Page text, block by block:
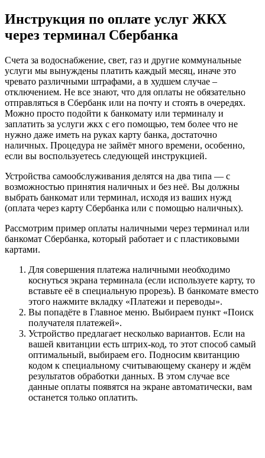
Инструкция по оплате услуг ЖКХ
через терминал Сбербанка
Счета за водоснабжение, свет, газ и другие коммунальные
услуги мы вынуждены платить каждый месяц, иначе это
чревато различными штрафами, а в худшем случае –
отключением. Не все знают, что для оплаты не обязательно
отправляться в Сбербанк или на почту и стоять в очередях.
Можно просто подойти к банкомату или терминалу и
заплатить за услуги жкх с его помощью, тем более что не
нужно даже иметь на руках карту банка, достаточно
наличных. Процедура не займёт много времени, особенно,
если вы воспользуетесь следующей инструкцией.
Устройства самообслуживания делятся на два типа — с
возможностью принятия наличных и без неё. Вы должны
выбрать банкомат или терминал, исходя из ваших нужд
(оплата через карту Сбербанка или с помощью наличных).
Рассмотрим пример оплаты наличными через терминал или
банкомат Сбербанка, который работает и с пластиковыми
картами.
Для совершения платежа наличными необходимо
коснуться экрана терминала (если используете карту, то
вставьте её в специальную прорезь). В банкомате вместо
этого нажмите вкладку «Платежи и переводы».
Вы попадёте в Главное меню. Выбираем пункт «Поиск
получателя платежей».
Устройство предлагает несколько вариантов. Если на
вашей квитанции есть штрих-код, то этот способ самый
оптимальный, выбираем его. Подносим квитанцию
кодом к специальному считывающему сканеру и ждём
результатов обработки данных. В этом случае все
данные оплаты появятся на экране автоматически, вам
останется только оплатить.